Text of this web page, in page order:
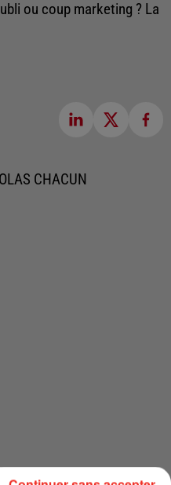
ou coup marketing ? La
CHACUN